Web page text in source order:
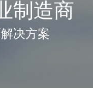
制造商
决方案